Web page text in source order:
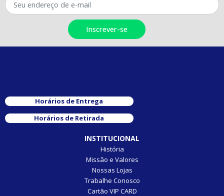
Horários de Entrega
Horários de Retirada
INSTITUCIONAL
História
Missão e Valores
Nossas Lojas
Trabalhe Conosco
Cartão VIP CARD